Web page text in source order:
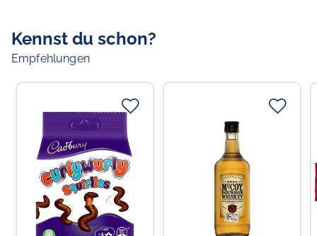
Kennst du schon?
Empfehlungen